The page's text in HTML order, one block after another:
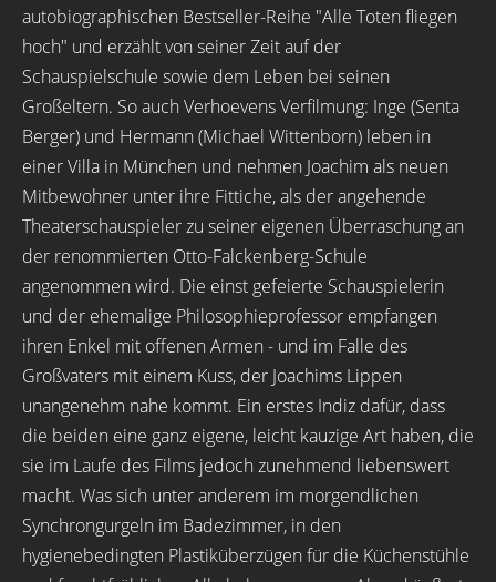
autobiographischen Bestseller-Reihe "Alle Toten fliegen
hoch" und erzählt von seiner Zeit auf der
Schauspielschule sowie dem Leben bei seinen
Großeltern. So auch Verhoevens Verfilmung: Inge (Senta
Berger) und Hermann (Michael Wittenborn) leben in
einer Villa in München und nehmen Joachim als neuen
Mitbewohner unter ihre Fittiche, als der angehende
Theaterschauspieler zu seiner eigenen Überraschung an
der renommierten Otto-Falckenberg-Schule
angenommen wird. Die einst gefeierte Schauspielerin
und der ehemalige Philosophieprofessor empfangen
ihren Enkel mit offenen Armen - und im Falle des
Großvaters mit einem Kuss, der Joachims Lippen
unangenehm nahe kommt. Ein erstes Indiz dafür, dass
die beiden eine ganz eigene, leicht kauzige Art haben, die
sie im Laufe des Films jedoch zunehmend liebenswert
macht. Was sich unter anderem im morgendlichen
Synchrongurgeln im Badezimmer, in den
hygienebedingten Plastiküberzügen für die Küchenstühle